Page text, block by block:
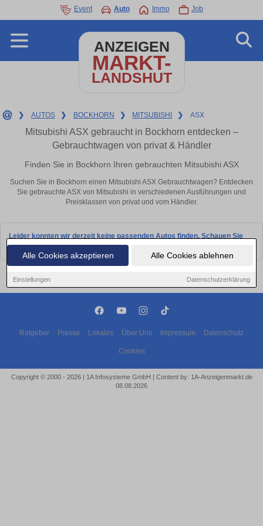
Alle Cookies akzeptieren Alle Cookies ablehnen
Einstellungen Datenschutzerklärung
Event Auto Immo Job
ANZEIGEN
MARKT-
LANDSHUT
❯ AUTOS ❯ BOCKHORN ❯ MITSUBISHI ❯ ASX
Mitsubishi ASX gebraucht in Bockhorn entdecken –
Gebrauchtwagen von privat & Händler
Finden Sie in Bockhorn Ihren gebrauchten Mitsubishi ASX
Suchen Sie in Bockhorn einen Mitsubishi ASX Gebrauchtwagen? Entdecken
Sie gebrauchte ASX von Mitsubishi in verschiedenen Ausführungen und
Preisklassen von privat und vom Händler.
Leider konnten wir derzeit keine passenden Autos finden. Schauen Sie
bald wieder vorbei!
Ratgeber Presse Lokales Über Uns Impressum Datenschutz
Cookies
Copyright © 2000 - 2026 | 1A Infosysteme GmbH | Content by: 1A-Anzeigenmarkt.de
08.08.2026